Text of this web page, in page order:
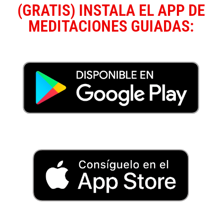
(GRATIS) INSTALA EL APP DE
MEDITACIONES GUIADAS: